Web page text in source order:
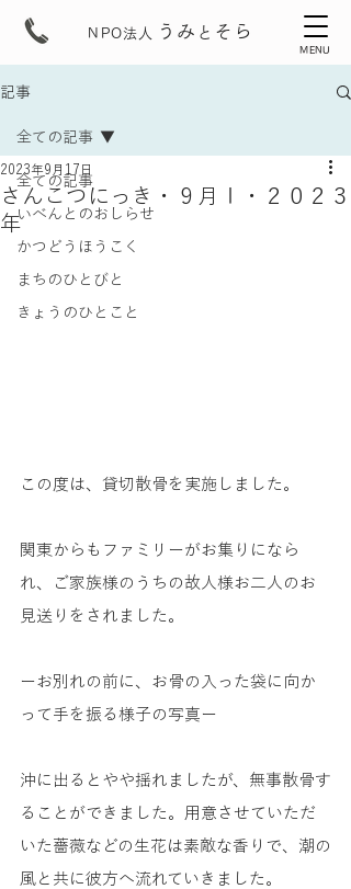
うみ と そら
NPO法人
MENU
記事
全ての記事
いべんとのおしらせ
かつどうほうこく
まちのひとびと
きょうのひとこと
全ての記事
さんこつにっき・９月Ⅰ・２０２３
年
2023年9月17日
この度は、貸切散骨を実施しました。
関東からもファミリーがお集りになら
れ、ご家族様のうちの故人様お二人のお
見送りをされました。
ーお別れの前に、お骨の入った袋に向か
って手を振る様子の写真ー
沖に出るとやや揺れましたが、無事散骨す
ることができました。用意させていただ
いた薔薇などの生花は素敵な香りで、潮の
風と共に彼方へ流れていきました。